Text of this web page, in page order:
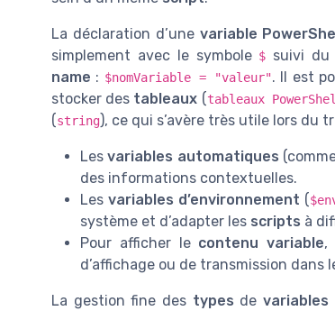
La déclaration d’une variable PowerShell
simplement avec le symbole $ suivi
name : $nomVariable = "valeur". Il est
stocker des tableaux (tableaux
(string), ce qui s’avère très utile lors du
Lesvariables automatiques
des informations contextuelles.
Les variables d’environnement (
système et d’adapter les scripts à
Pour afficher le contenu variable,
d’affichage ou de transmission dans
La gestion fine des types devariables